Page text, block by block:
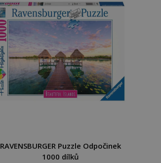
RAVENSBURGER Puzzle Odpočinek
1000 dílků